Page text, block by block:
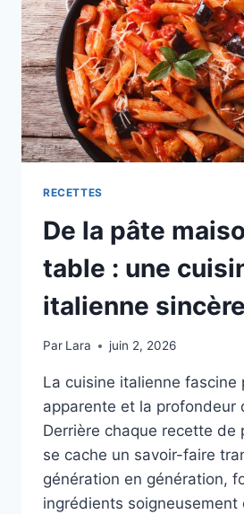
RECETTES
De la pâte
table : une
italienne sincère
Par Lara juin 2, 2026
La cuisine italienne fascine
apparente et la profondeur
Derrière chaque recette de
se cache un savoir-faire
génération en génération,
ingrédients soigneusement